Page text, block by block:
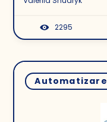
2295
Automatizare